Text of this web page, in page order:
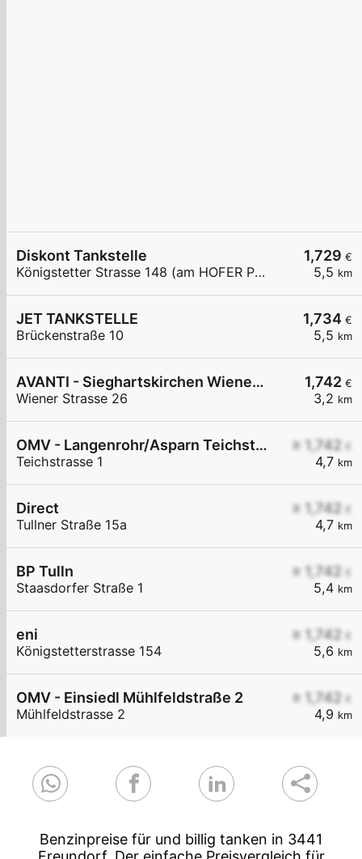
1,729 €
5,5 km
Diskont Tankstelle
Königstetter Strasse 148 (am HOFER Parkplatz)
1,734 €
5,5 km
JET TANKSTELLE
Brückenstraße 10
1,742 €
3,2 km
AVANTI - Sieghartskirchen Wiener Straße 26
Wiener Strasse 26
≥ 1,742 €
4,7 km
OMV - Langenrohr/Asparn Teichstraße 1
Teichstrasse 1
≥ 1,742 €
4,7 km
Direct
Tullner Straße 15a
≥ 1,742 €
5,4 km
BP Tulln
Staasdorfer Straße 1
≥ 1,742 €
5,6 km
eni
Königstetterstrasse 154
≥ 1,742 €
4,9 km
OMV - Einsiedl Mühlfeldstraße 2
Mühlfeldstrasse 2
Benzinpreise für und billig tanken in 3441